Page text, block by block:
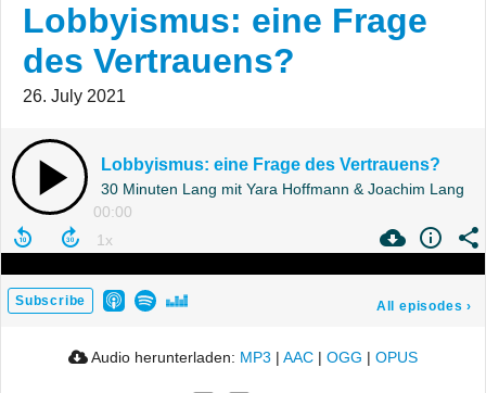
Lobbyismus: eine Frage
des Vertrauens?
26. July 2021
Lobbyismus: eine Frage des Vertrauens?
30 Minuten Lang mit Yara Hoffmann & Joachim Lang
00:00
Subscribe All episodes ›
Audio herunterladen: MP3 | AAC | OGG | OPUS